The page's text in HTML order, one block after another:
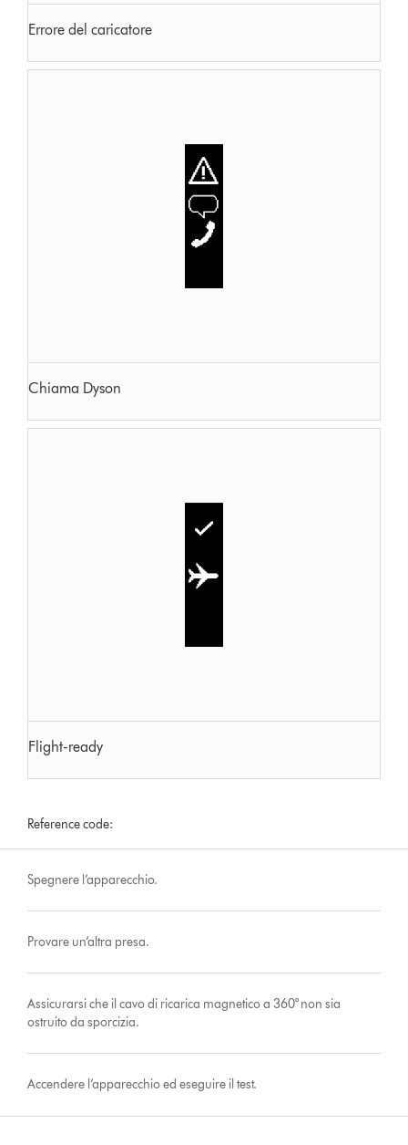
Errore del caricatore
Chiama Dyson
Flight-ready
Reference code:
Spegnere l’apparecchio.
Provare un’altra presa.
Assicurarsi che il cavo di ricarica magnetico a 360° non sia
ostruito da sporcizia.
Accendere l’apparecchio ed eseguire il test.